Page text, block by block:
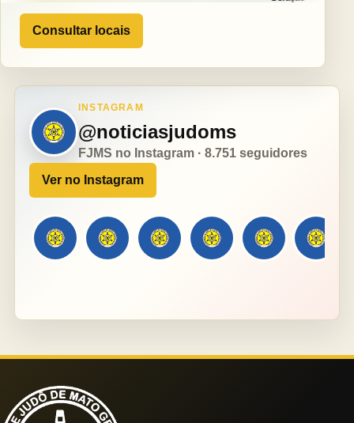
Consultar locais
INSTAGRAM
@noticiasjudoms
FJMS no Instagram · 8.751 seguidores
Ver no Instagram